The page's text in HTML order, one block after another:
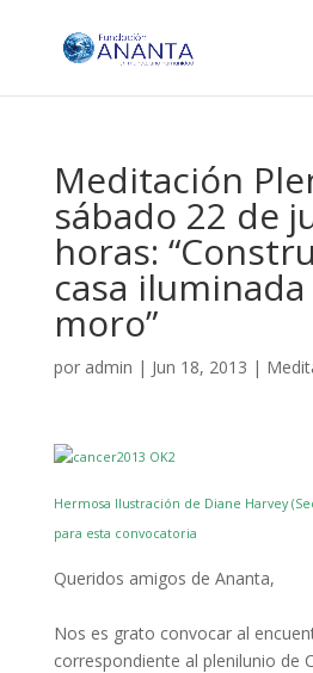
Meditación
sábado 22 de
horas:
casa
moro”
por admin | Jun 18, 2013 |
Hermosa Ilustración de Diane Harvey
para esta convocatoria
Queridos amigos de Ananta,
Nos es grato convocar al
correspondiente al plenilunio de